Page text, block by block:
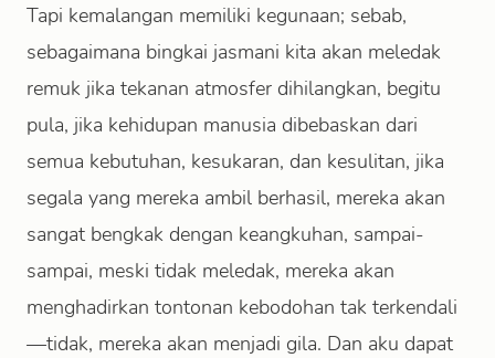
Tapi kemalangan memiliki kegunaan; sebab,
sebagaimana bingkai jasmani kita akan meledak
remuk jika tekanan atmosfer dihilangkan, begitu
pula, jika kehidupan manusia dibebaskan dari
semua kebutuhan, kesukaran, dan kesulitan, jika
segala yang mereka ambil berhasil, mereka akan
sangat bengkak dengan keangkuhan, sampai-
sampai, meski tidak meledak, mereka akan
menghadirkan tontonan kebodohan tak terkendali
—tidak, mereka akan menjadi gila. Dan aku dapat